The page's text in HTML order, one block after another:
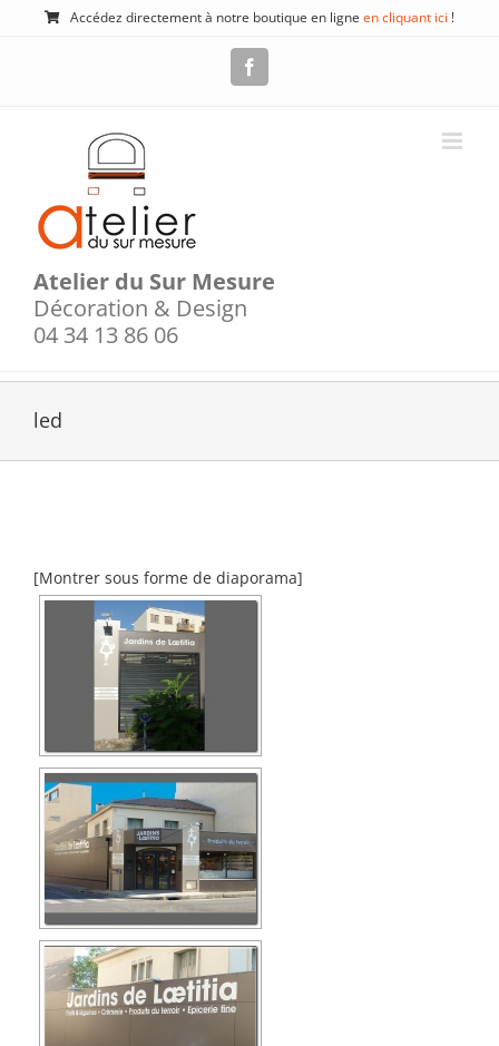
Passer
Accédez directement à notre boutique en ligne en cliquant ici !
Atelier du Sur Mesure
Décoration & Design
04 34 13 86 06
led
[Montrer sous forme de diaporama]